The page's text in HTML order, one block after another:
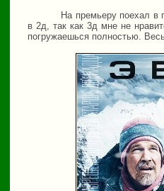
На премьеру поехал в
в 2д, так как 3д мне не
погружаешься полностью.